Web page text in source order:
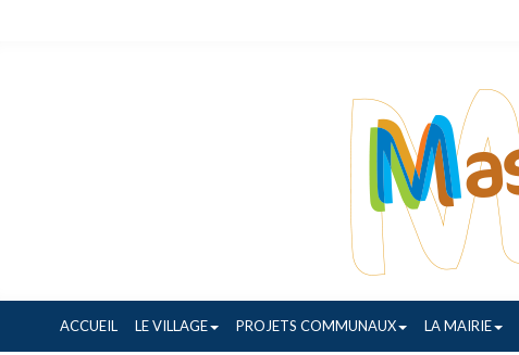
ACCUEIL LE VILLAGE PROJETS COMMUNAUX LA MAIRIE